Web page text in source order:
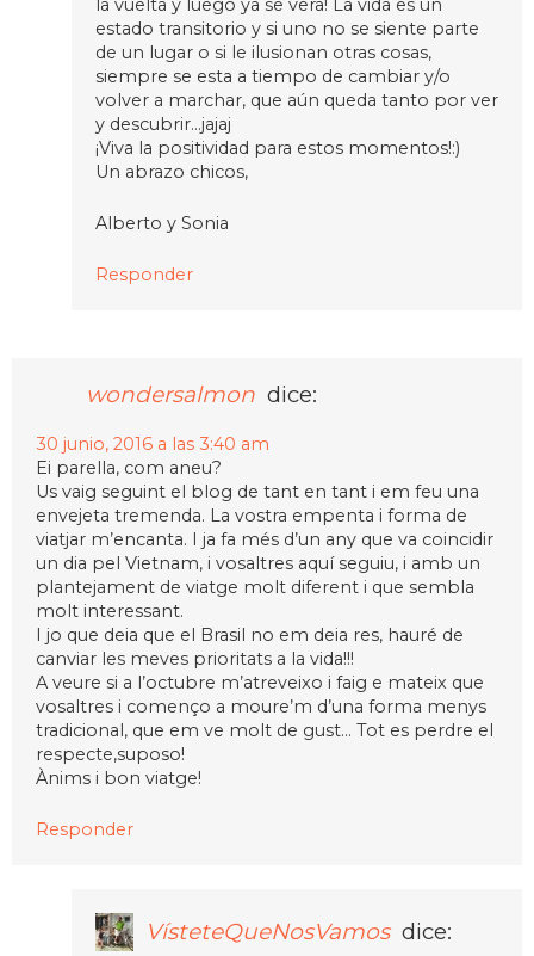
la vuelta y luego ya se vera! La vida es un
estado transitorio y si uno no se siente parte
de un lugar o si le ilusionan otras cosas,
siempre se esta a tiempo de cambiar y/o
volver a marchar, que aún queda tanto por ver
y descubrir…jajaj
¡Viva la positividad para estos momentos!:)
Un abrazo chicos,
Alberto y Sonia
Responder
wondersalmon dice:
30 junio, 2016 a las 3:40 am
Ei parella, com aneu?
Us vaig seguint el blog de tant en tant i em feu una
envejeta tremenda. La vostra empenta i forma de
viatjar m’encanta. I ja fa més d’un any que va coincidir
un dia pel Vietnam, i vosaltres aquí seguiu, i amb un
plantejament de viatge molt diferent i que sembla
molt interessant.
I jo que deia que el Brasil no em deia res, hauré de
canviar les meves prioritats a la vida!!!
A veure si a l’octubre m’atreveixo i faig e mateix que
vosaltres i començo a moure’m d’una forma menys
tradicional, que em ve molt de gust… Tot es perdre el
respecte,suposo!
Ànims i bon viatge!
Responder
VísteteQueNosVamos dice: